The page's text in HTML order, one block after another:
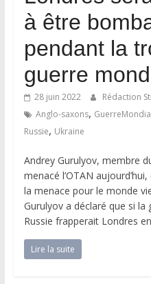
à être
pendant la
guerre
28 juin 2022 Rédaction
Anglo-saxons,
Russie, Ukraine
Andrey Gurulyov, membre
menacé l’OTAN
la menace pour le monde
Gurulyov a déclaré que si la
Russie frapperait Londres
Lire la suite